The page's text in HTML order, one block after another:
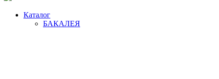
Каталог
БАКАЛЕЯ